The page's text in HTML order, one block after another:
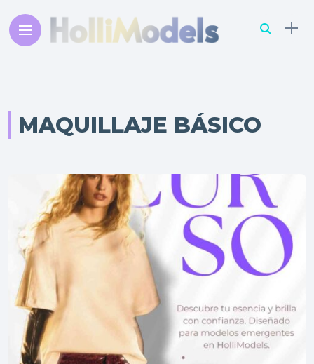
MAQUILLAJE BÁSICO